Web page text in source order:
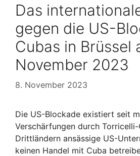
Das
gegen die US-
Cubas in Brüssel
November 2023
8. November 2023
Die US-Blockade existiert seit
Verschärfungen durch
Dritt­ländern ansässige US-
keinen Handel mit Cuba